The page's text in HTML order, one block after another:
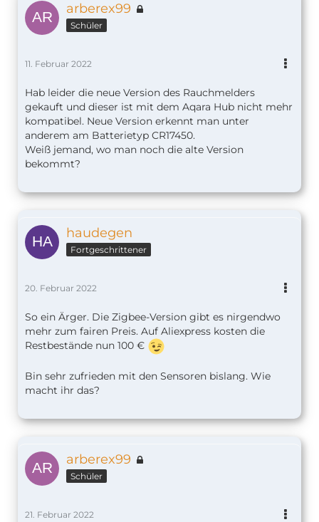
arberex99
Schüler
11. Februar 2022
Hab leider die neue Version des Rauchmelders
gekauft und dieser ist mit dem Aqara Hub nicht mehr
kompatibel. Neue Version erkennt man unter
anderem am Batterietyp CR17450.
Weiß jemand, wo man noch die alte Version
bekommt?
haudegen
Fortgeschrittener
20. Februar 2022
So ein Ärger. Die Zigbee-Version gibt es nirgendwo
mehr zum fairen Preis. Auf Aliexpress kosten die
Restbestände nun 100 €
Bin sehr zufrieden mit den Sensoren bislang. Wie
macht ihr das?
arberex99
Schüler
21. Februar 2022